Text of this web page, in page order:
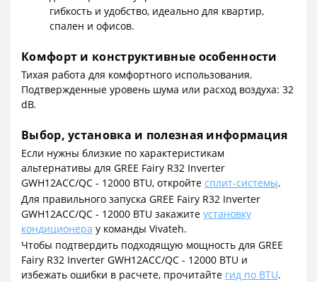
гибкость и удобство, идеально для квартир,
спален и офисов.
Комфорт и конструктивные особенности
Тихая работа для комфортного использования.
Подтвержденные уровень шума или расход воздуха: 32
dB.
Выбор, установка и полезная информация
Если нужны близкие по характеристикам
альтернативы для GREE Fairy R32 Inverter
GWH12ACC/QC - 12000 BTU, откройте сплит-системы.
Для правильного запуска GREE Fairy R32 Inverter
GWH12ACC/QC - 12000 BTU закажите установку
кондиционера у команды Vivateh.
Чтобы подтвердить подходящую мощность для GREE
Fairy R32 Inverter GWH12ACC/QC - 12000 BTU и
избежать ошибки в расчете, прочитайте гид по BTU.